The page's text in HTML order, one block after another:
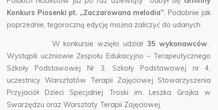
Konkurs Piosenki pt. „Zaczarowana melodia”. Podobnie jak
poprzednie, tegoroczną edycję można zaliczyć do udanych.
W konkursie wzięło udział 35 wykonawców.
Wystąpili uczniowie Zespołu Edukacyjno – Terapeutycznego
Szkoły Podstawowej Nr 3, Szkoły Podstawowej nr 4,
uczestnicy Warsztatów Terapii Zajęciowej Stowarzyszenia
Przyjaciół Dzieci Specjalnej Troski im. Leszka Grajka w
Swarzędzu oraz Warsztaty Terapii Zajęciowej.